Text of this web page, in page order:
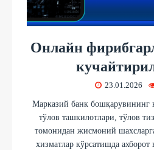
Онлайн
23.01.2026
Марказий банк бошқарувининг
тўлов ташкилотлари, тўлов
томонидан жисмоний
хизматлар кўрсатишда